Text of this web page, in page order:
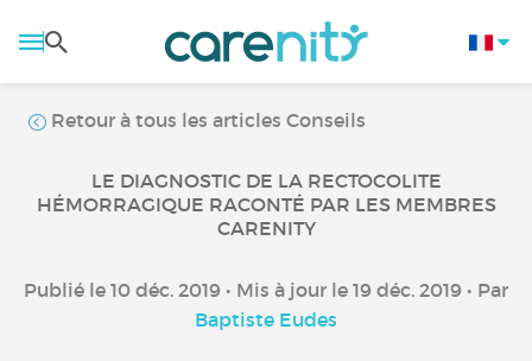
Retour à tous les articles Conseils
LE DIAGNOSTIC DE LA RECTOCOLITE
HÉMORRAGIQUE RACONTÉ PAR LES MEMBRES
CARENITY
Publié le 10 déc. 2019 • Mis à jour le 19 déc. 2019 • Par
Baptiste Eudes